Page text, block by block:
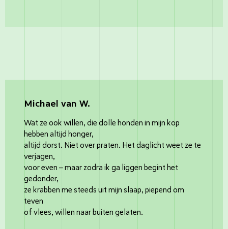
Michael van W.
Wat ze ook willen, die dolle honden in mijn kop
hebben altijd honger,
altijd dorst. Niet over praten. Het daglicht weet ze te
verjagen,
voor even – maar zodra ik ga liggen begint het
gedonder,
ze krabben me steeds uit mijn slaap, piepend om
teven
of vlees, willen naar buiten gelaten.